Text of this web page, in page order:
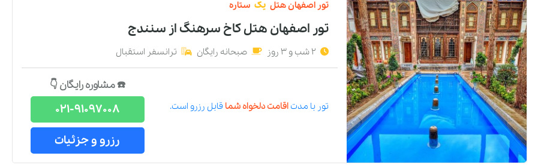
تور اصفهانهتل یک ستاره
تور اصفهان هتل کاخ سرهنگ از سنندج
2 شب و 3 روز صبحانه رایگان ترانسفر استقبال
تور با مدتاقامت دلخواه شما قابل رزرو است.
☎️ مشاوره رایگان 👇
021-91097008
رزرو و جزئیات